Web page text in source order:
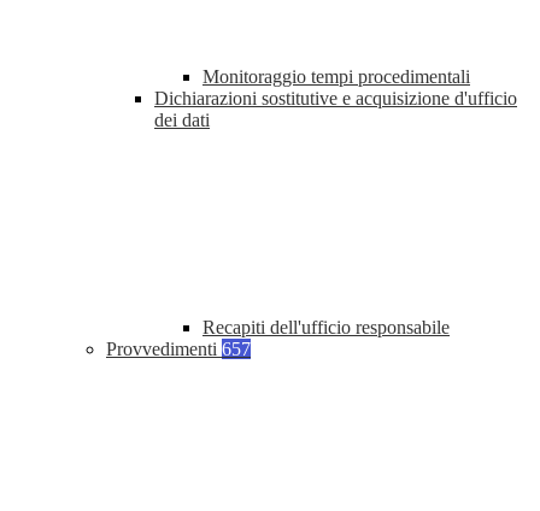
Monitoraggio tempi procedimentali
Dichiarazioni sostitutive e acquisizione d'ufficio
dei dati
Recapiti dell'ufficio responsabile
Provvedimenti 657